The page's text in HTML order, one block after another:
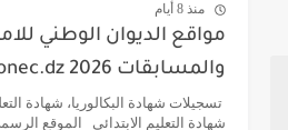
منذ 8 أيام
مواقع الديوان الوطني
والمسابقات 2026 onec.dz
تسجيلات شهادة البكالوريا، شهادة
شهادة التعليم الابتدائي الموقع